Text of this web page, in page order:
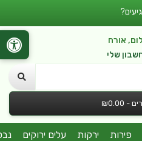
אורח
שלי
פירות ירקות עלים ירוקים